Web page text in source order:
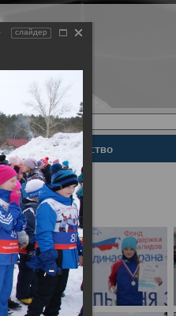
Законодательство
слайдер